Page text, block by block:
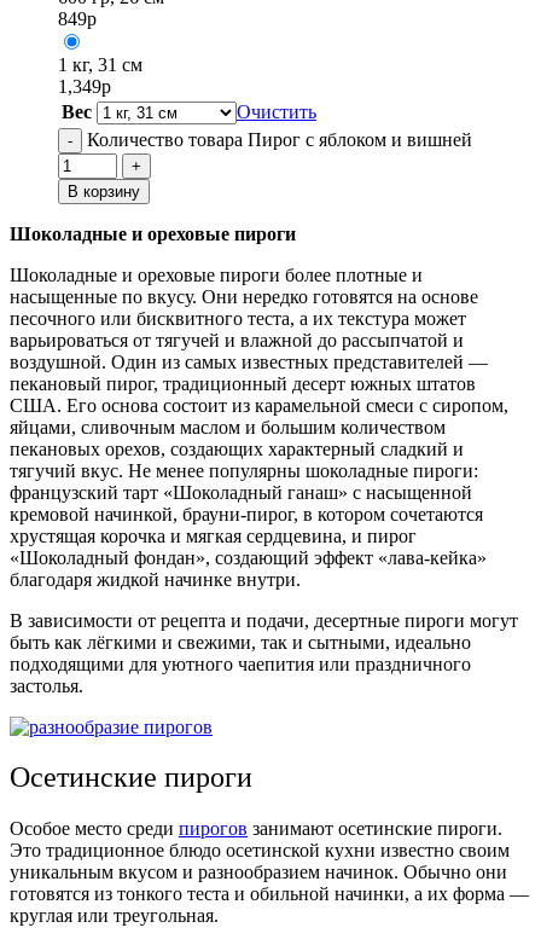
849р
1 кг, 31 см
1,349р
Вес
Очистить
- Количество товара Пирог с яблоком и вишней
+
В корзину
Шоколадные и ореховые пироги
Шоколадные и ореховые пироги более плотные и
насыщенные по вкусу. Они нередко готовятся на основе
песочного или бисквитного теста, а их текстура может
варьироваться от тягучей и влажной до рассыпчатой и
воздушной. Один из самых известных представителей —
пекановый пирог, традиционный десерт южных штатов
США. Его основа состоит из карамельной смеси с сиропом,
яйцами, сливочным маслом и большим количеством
пекановых орехов, создающих характерный сладкий и
тягучий вкус. Не менее популярны шоколадные пироги:
французский тарт «Шоколадный ганаш» с насыщенной
кремовой начинкой, брауни-пирог, в котором сочетаются
хрустящая корочка и мягкая сердцевина, и пирог
«Шоколадный фондан», создающий эффект «лава-кейка»
благодаря жидкой начинке внутри.
В зависимости от рецепта и подачи, десертные пироги могут
быть как лёгкими и свежими, так и сытными, идеально
подходящими для уютного чаепития или праздничного
застолья.
Осетинские пироги
Особое место среди пирогов занимают осетинские пироги.
Это традиционное блюдо осетинской кухни известно своим
уникальным вкусом и разнообразием начинок. Обычно они
готовятся из тонкого теста и обильной начинки, а их форма —
круглая или треугольная.